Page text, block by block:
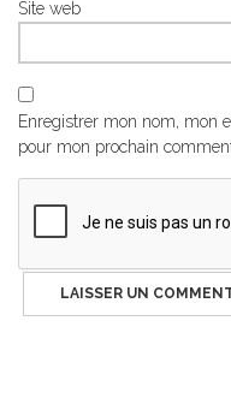
Site web
Enregistrer mon nom, mon
pour mon prochain